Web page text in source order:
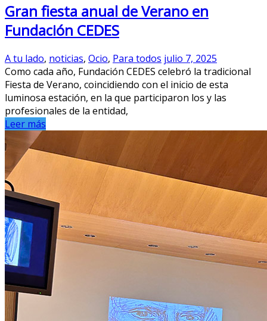
Gran fiesta anual de Verano en
Fundación CEDES
A tu lado, noticias, Ocio, Para todos julio 7, 2025
Como cada año, Fundación CEDES celebró la tradicional
Fiesta de Verano, coincidiendo con el inicio de esta
luminosa estación, en la que participaron los y las
profesionales de la entidad,
Leer más